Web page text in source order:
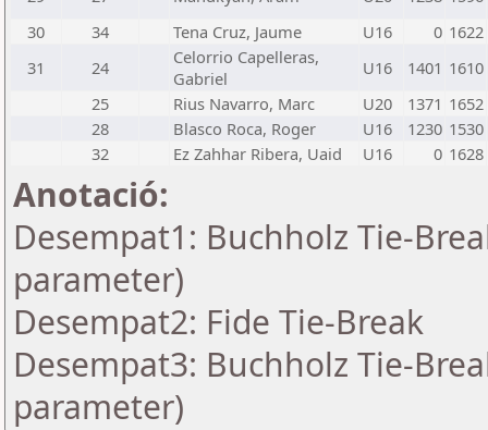
30
34 Tena Cruz, Jaume U16 0 1622
31
24
Celorrio Capelleras,
Gabriel
U16 1401 1610
25
Rius Navarro, Marc U20 1371 1652
28
Blasco Roca, Roger U16 1230 1530
32
Ez Zahhar Ribera, Uaid U16 0 1628
Anotació:
Desempat1: Buchholz Tie-
parameter)
Desempat2: Fide Tie-Break
Desempat3: Buchholz Tie-
parameter)